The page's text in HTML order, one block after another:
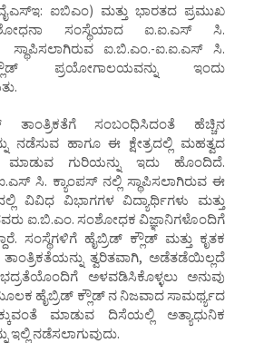
ಐಬಿಎಂ) ಮತ್ತು ಭಾರತದ ಪ್ರಮುಖ
ಸಂಸ್ಥೆಯಾದ ಐ.ಐ.ಎಸ್ ಸಿ.
ಐ.ಬಿ.ಎಂ.-ಐ.ಐ.ಎಸ್ ಸಿ.
ಪ್ರಯೋಗಾಲಯವನ್ನು ಇಂದು
ತಾಂತ್ರಿಕತೆಗೆ ಸಂಬಂಧಿಸಿದಂತೆ ಹೆಚ್ಚಿನ
ನಡೆಸುವ ಹಾಗೂ ಈ ಕ್ಷೇತ್ರದಲ್ಲಿ ಮಹತ್ವದ
ಮಾಡುವ ಗುರಿಯನ್ನು ಇದು ಹೊಂದಿದೆ.
ಸಿ. ಕ್ಯಾಂಪಸ್ ನಲ್ಲಿ ಸ್ಥಾಪಿಸಲಾಗಿರುವ ಈ
ವಿವಿಧ ವಿಭಾಗಗಳ ವಿದ್ಯಾರ್ಥಿಗಳು ಮತ್ತು
ಐ.ಬಿ.ಎಂ. ಸಂಶೋಧಕ ವಿಜ್ಞಾನಿಗಳೊಂದಿಗೆ
ಸಂಸ್ಥೆಗಳಿಗೆ ಹೈಬ್ರಿಡ್ ಕ್ಲೌಡ್ ಮತ್ತು ಕೃತಕ
ತಾಂತ್ರಿಕತೆಯನ್ನು ತ್ವರಿತವಾಗಿ, ಅಡೆತಡೆಯಿಲ್ಲದೆ
ಅಳವಡಿಸಿಕೊಳ್ಳಲು ಅನುವು
ಹೈಬ್ರಿಡ್ ಕ್ಲೌಡ್ ನ ನಿಜವಾದ ಸಾಮರ್ಥ್ಯದ
ಮಾಡುವ ದಿಸೆಯಲ್ಲಿ ಅತ್ಯಾಧುನಿಕ
ನಡೆಸಲಾಗುವುದು.